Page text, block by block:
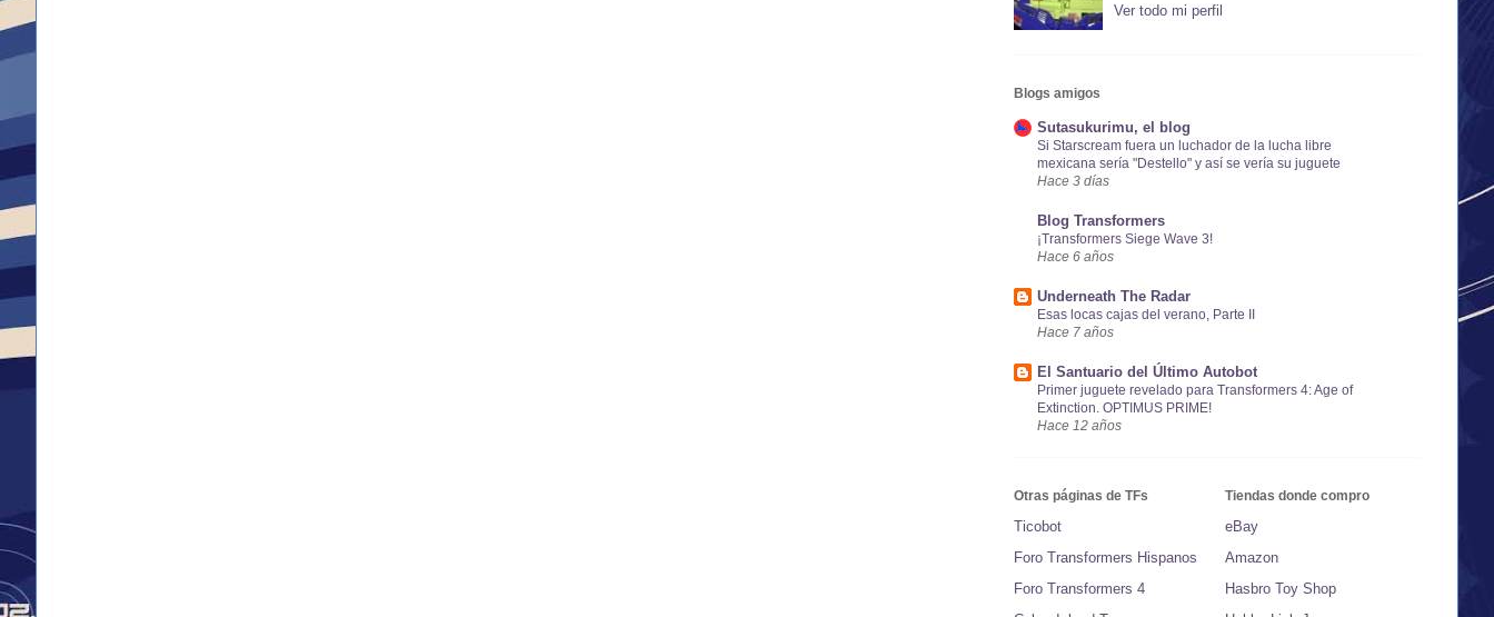
Ver todo mi perfil
Blogs amigos
Sutasukurimu, el blog
Si Starscream fuera un luchador de la lucha libre
mexicana sería "Destello" y así se vería su juguete
Hace 3 días
Blog Transformers
¡Transformers Siege Wave 3!
Hace 6 años
Underneath The Radar
Esas locas cajas del verano, Parte II
Hace 7 años
El Santuario del Último Autobot
Primer juguete revelado para Transformers 4: Age of
Extinction. OPTIMUS PRIME!
Hace 12 años
Otras páginas de TFs
Ticobot
Foro Transformers Hispanos
Foro Transformers 4
Tiendas donde compro
eBay
Amazon
Hasbro Toy Shop